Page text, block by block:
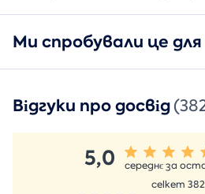
Ми спробували це
Відгуки про досвід
5,0
середнє за
celkem